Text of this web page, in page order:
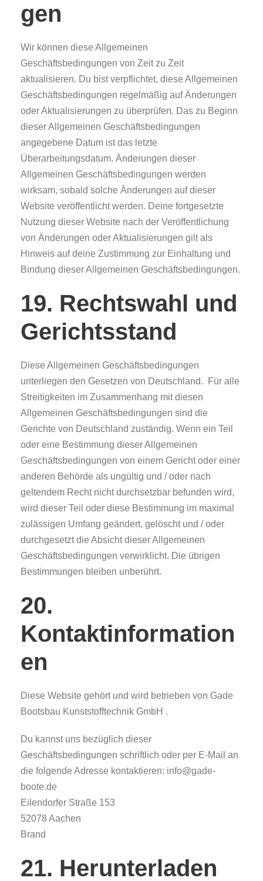
gen
Wir können diese Allgemeinen
Geschäftsbedingungen von Zeit zu Zeit
aktualisieren. Du bist verpflichtet, diese Allgemeinen
Geschäftsbedingungen regelmäßig auf Änderungen
oder Aktualisierungen zu überprüfen. Das zu Beginn
dieser Allgemeinen Geschäftsbedingungen
angegebene Datum ist das letzte
Überarbeitungsdatum. Änderungen dieser
Allgemeinen Geschäftsbedingungen werden
wirksam, sobald solche Änderungen auf dieser
Website veröffentlicht werden. Deine fortgesetzte
Nutzung dieser Website nach der Veröffentlichung
von Änderungen oder Aktualisierungen gilt als
Hinweis auf deine Zustimmung zur Einhaltung und
Bindung dieser Allgemeinen Geschäftsbedingungen.
19. Rechtswahl und
Gerichtsstand
Diese Allgemeinen Geschäftsbedingungen
unterliegen den Gesetzen von Deutschland. Für alle
Streitigkeiten im Zusammenhang mit diesen
Allgemeinen Geschäftsbedingungen sind die
Gerichte von Deutschland zuständig. Wenn ein Teil
oder eine Bestimmung dieser Allgemeinen
Geschäftsbedingungen von einem Gericht oder einer
anderen Behörde als ungültig und / oder nach
geltendem Recht nicht durchsetzbar befunden wird,
wird dieser Teil oder diese Bestimmung im maximal
zulässigen Umfang geändert, gelöscht und / oder
durchgesetzt die Absicht dieser Allgemeinen
Geschäftsbedingungen verwirklicht. Die übrigen
Bestimmungen bleiben unberührt.
20.
Kontaktinformation
en
Diese Website gehört und wird betrieben von Gade
Bootsbau Kunststofftechnik GmbH .
Du kannst uns bezüglich dieser
Geschäftsbedingungen schriftlich oder per E-Mail an
die folgende Adresse kontaktieren: info@gade-
boote.de
Eilendorfer Straße 153
52078 Aachen
Brand
21. Herunterladen